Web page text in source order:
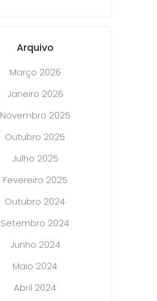
Arquivo
Março 2026
Janeiro 2026
Novembro 2025
Outubro 2025
Julho 2025
Fevereiro 2025
Outubro 2024
Setembro 2024
Junho 2024
Maio 2024
Abril 2024